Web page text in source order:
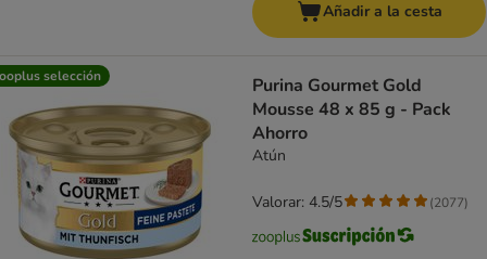
Añadir a la cesta
selección
Purina Gourmet Gold
Mousse 48 x 85 g - Pack
Ahorro
Atún
Valorar: 4.5/5 (2077)